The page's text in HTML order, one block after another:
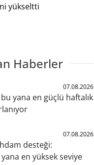
yükseltti
Haberler
07.08.2026
yana en güçlü haftalık
07.08.2026
desteği:
en yüksek seviye